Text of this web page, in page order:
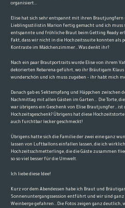
organisiert…
Elise hat sich sehr entspannt mit ihren
Lieblingsstilistin Marion fertig gemacht und ich muss
entspannte und fröhliche Braut beim Getting Ready
Fakt, dass wir nicht in die Hochzeitssuite konnten als
Kontraste im Mädchenzimmer…Was denkt ihr?
Nach ein paar Brautportraits wurde Elise von ihrem
dekorierten Rebarena geführt, wo ihr Bräutigam
wunderschön und ich muss zugeben – ihr habt mich
Danach gab es Sektempfang und Häppchen
Nachmittag mit allen Gästen im Garten… Die Torte,
war übrigens ein Geschenk von Elise Brautjungfer…ist
Hochzeitsgeschenk? Übrigens hat diese
auch furchtbar lecker geschmeckt!
Übrigens hatte sich die Familie der zwei eine ganz
lassen von Luftballons einfallen lassen, die ich
Hochzeitsschmetterlinge, die die Gäste zusammen
so so viel besser für die Umwelt.
Ich liebe diese Idee!
Kurz vor dem Abendessen habe ich Braut und
Sonnenuntergangssession entführt und wir sind
Weinberge gefahren…Die Fotos zeigen ganz deutlich,